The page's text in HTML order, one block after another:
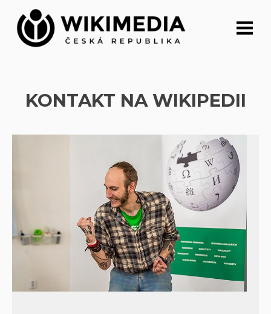
Přeskočit
obsah
KONTAKT NA WIKIPEDII